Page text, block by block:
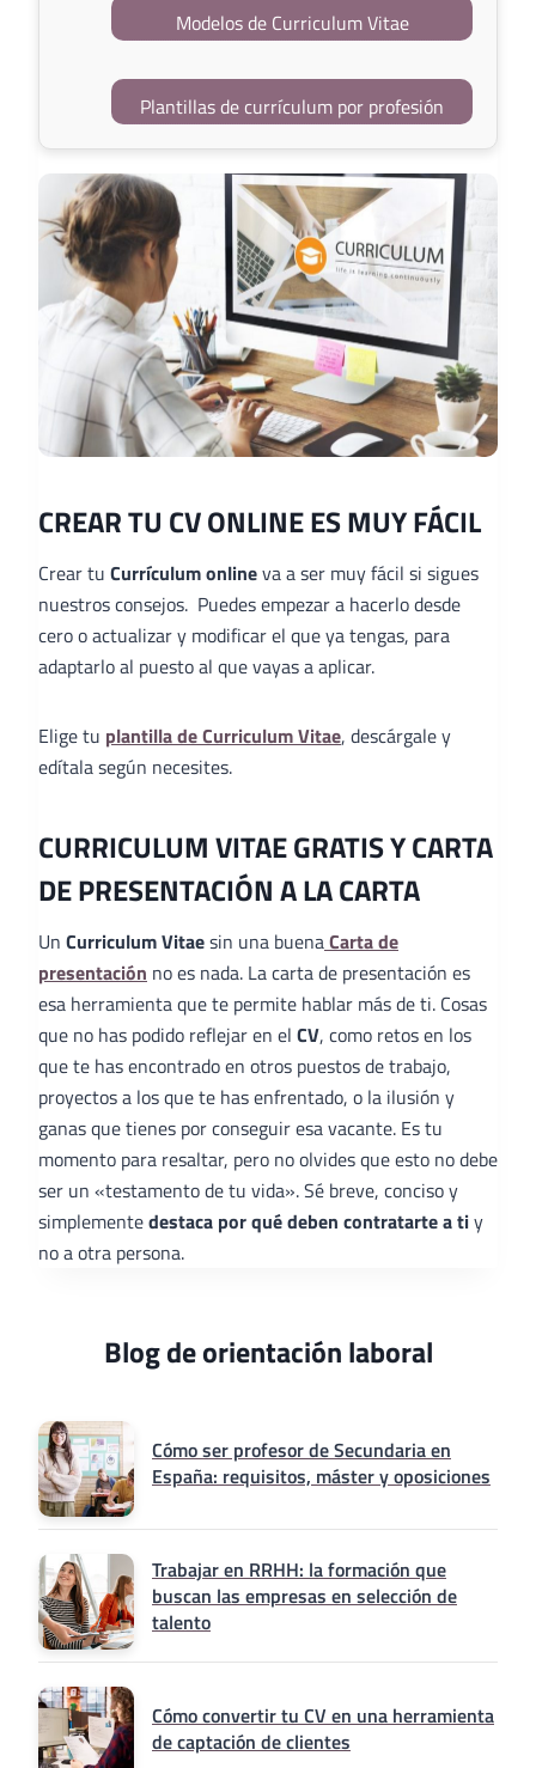
Modelos de Curriculum Vitae
Plantillas de currículum por profesión
CREAR TU CV ONLINE ES MUY FÁCIL
Crear tu Currículum onlineva a ser muy fácil si sigues
nuestros consejos. Puedes empezar a hacerlo desde
cero o actualizar y modificar el que ya tengas, para
adaptarlo al puesto al que vayas a aplicar.
Elige tu plantilla de Curriculum Vitae, descárgale y
edítala según necesites.
CURRICULUM VITAE GRATIS Y CARTA
DE PRESENTACIÓN A LA CARTA
Un Curriculum Vitaesin una buenaCarta de
presentación no es nada. La carta de presentación es
esa herramienta que te permite hablar más de ti. Cosas
que no has podido reflejar en el CV, como retos en los
que te has encontrado en otros puestos de trabajo,
proyectos a los que te has enfrentado, o la ilusión y
ganas que tienes por conseguir esa vacante. Es tu
momento para resaltar, pero no olvides que esto no debe
ser un «testamento de tu vida». Sé breve, conciso y
simplementedestaca por qué deben contratarte a tiy
no a otra persona.
Blog de orientación laboral
Cómo ser profesor de Secundaria en
España: requisitos, máster y oposiciones
Trabajar en RRHH: la formación que
buscan las empresas en selección de
talento
Cómo convertir tu CV en una herramienta
de captación de clientes